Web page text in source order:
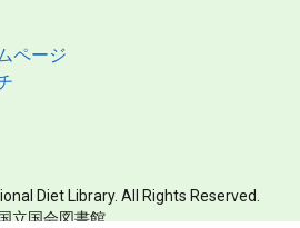
ページ
Diet Library. All Rights Reserved.